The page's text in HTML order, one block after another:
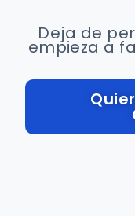
Deja de
empieza a